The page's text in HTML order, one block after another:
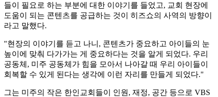
들이 필요로 하는 부분에 대한 이야기를 들었고, 교회 현장에
도움이 되는 콘텐츠를 공급하는 것이 히즈쇼의 사역의 방향이
라고 말했다.
"현장의 이야기를 듣고 나니, 콘텐츠가 중요하고 아이들의 눈
높이에 맞춰 다가가는 게 중요하다는 것을 알게 되었다. 우리
공동체, 미주 공동체가 힘을 모아서 나아갈 때 우리 아이들이
회복할 수 있게 된다는 생각에 이런 자리를 만들게 되었다."
그는 미주의 작은 한인교회들이 인원, 재정, 공간 등으로 VBS